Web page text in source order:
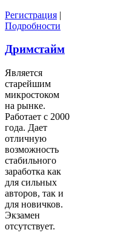
Регистрация |
Подробности
Дримстайм
Является
старейшим
микростоком
на рынке.
Работает с 2000
года. Дает
отличную
возможность
стабильного
заработка как
для сильных
авторов, так и
для новичков.
Экзамен
отсутствует.